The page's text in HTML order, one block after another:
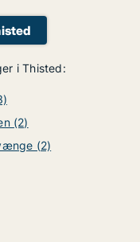
i Thisted:
(2)
(2)